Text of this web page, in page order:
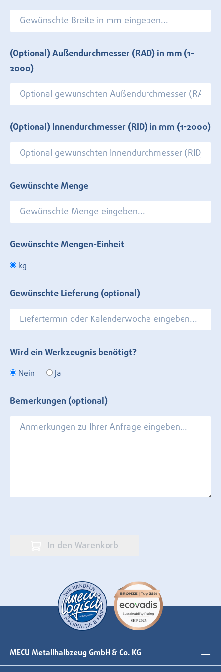
(Optional) Außendurchmesser (RAD) in mm (1-
2000)
(Optional) Innendurchmesser (RID) in mm (1-2000)
Gewünschte Menge
Gewünschte Mengen-Einheit
kg
Gewünschte Lieferung (optional)
Wird ein Werkzeugnis benötigt?
Nein Ja
Bemerkungen (optional)
In den Warenkorb
MECU Metallhalbzeug GmbH & Co. KG